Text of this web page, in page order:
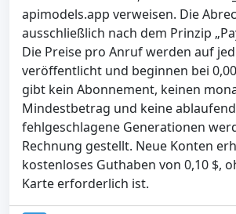
apimodels.app verweisen. Die
ausschließlich nach dem Prinzip
Die Preise pro Anruf werden auf
veröffentlicht und beginnen bei
gibt kein Abonnement, keinen
Mindestbetrag und keine
fehlgeschlagene Generationen
Rechnung gestellt. Neue Konten
kostenloses Guthaben von 0,10 $,
Karte erforderlich ist.